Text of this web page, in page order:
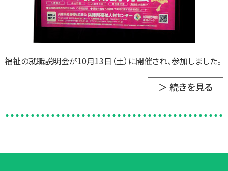
福祉の就職説明会が10月13日（土）に開催され、参加しました。
＞ 続きを見る